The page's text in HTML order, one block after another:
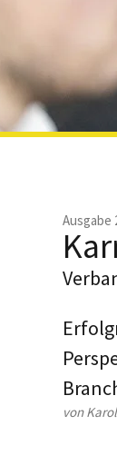
Ausgabe
von